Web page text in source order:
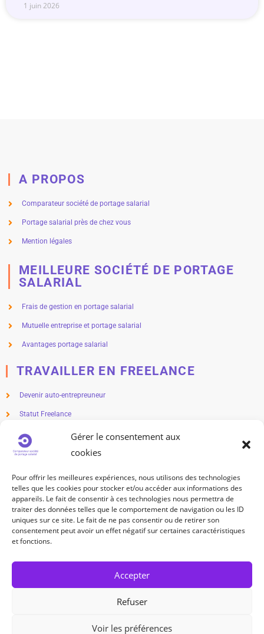
Gérer le consentement aux
cookies
Pour offrir les meilleures expériences, nous utilisons des technologies
telles que les cookies pour stocker et/ou accéder aux informations des
appareils. Le fait de consentir à ces technologies nous permettra de
traiter des données telles que le comportement de navigation ou les ID
uniques sur ce site. Le fait de ne pas consentir ou de retirer son
consentement peut avoir un effet négatif sur certaines caractéristiques
et fonctions.
Accepter
Refuser
Voir les préférences
1 juin 2026
A PROPOS
Comparateur société de portage salarial
Portage salarial près de chez vous
Mention légales
MEILLEURE SOCIÉTÉ DE PORTAGE
SALARIAL
Frais de gestion en portage salarial
Mutuelle entreprise et portage salarial
Avantages portage salarial
TRAVAILLER EN FREELANCE
Devenir auto-entrepreuneur
Statut Freelance
Métier en freelance
Freelance salaire
TRAVAILLEUR INDÉPENDANT
Statut travailleur indépendant
Métier indépendant